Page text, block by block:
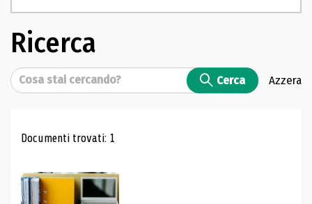
Ricerca
Cerca Cerca Azzera
Risultati di ricerca
Documenti trovati: 1